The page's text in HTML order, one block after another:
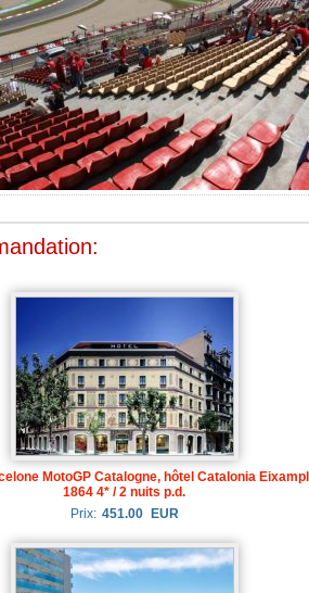
MotoGP Catalogne, hôtel Catalonia
1864 4* / 2 nuits p.d.
Prix: 451.00 EUR